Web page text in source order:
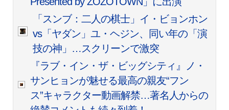
「スンブ：二人の棋士」イ・ビョンホン
vs「ヤダン」ユ・ヘジン、同い年の「演
技の神」…スクリーンで激突
『ラブ・イン・ザ・ビッグシティ』ノ・
サンヒョンが魅せる最高の親友“フン
ス”キャラクター動画解禁…著名人からの